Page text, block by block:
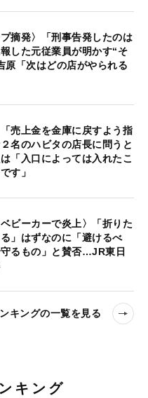
プ摘発〉「刑事告発したのは
した元従業員が明かす“そ
原「次はどの店がやられる
「売上金を金庫に戻すよう指
名のハビタの店長に問うと
「入口によっては入れたこ
す」
ベビーカーで炎上〉「折りた
」はずなのに「避けるべ
るもの」と賛否…JR東日
キングの一覧を見る
キング